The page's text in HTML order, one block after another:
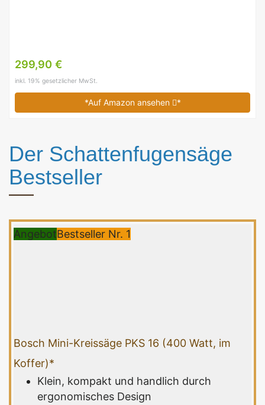
299,90 €
inkl. 19% gesetzlicher MwSt.
*Auf Amazon ansehen *
Der Schattenfugensäge
Bestseller
AngebotBestseller Nr. 1
Bosch Mini-Kreissäge PKS 16 (400 Watt, im
Koffer)*
Klein, kompakt und handlich durch
ergonomisches Design